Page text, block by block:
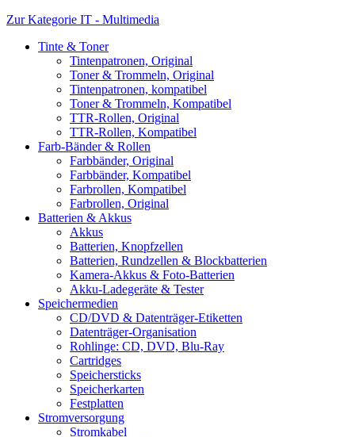
Zur Kategorie IT - Multimedia
Tinte & Toner
Tintenpatronen, Original
Toner & Trommeln, Original
Tintenpatronen, kompatibel
Toner & Trommeln, Kompatibel
TTR-Rollen, Original
TTR-Rollen, Kompatibel
Farb-Bänder & Rollen
Farbbänder, Original
Farbbänder, Kompatibel
Farbrollen, Kompatibel
Farbrollen, Original
Batterien & Akkus
Akkus
Batterien, Knopfzellen
Batterien, Rundzellen & Blockbatterien
Kamera-Akkus & Foto-Batterien
Akku-Ladegeräte & Tester
Speichermedien
CD/DVD & Datenträger-Etiketten
Datenträger-Organisation
Rohlinge: CD, DVD, Blu-Ray
Cartridges
Speichersticks
Speicherkarten
Festplatten
Stromversorgung
Stromkabel